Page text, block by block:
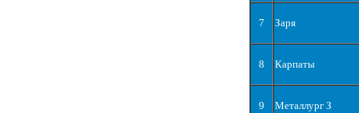
7 Заря
8 Карпаты
9 Металлург З